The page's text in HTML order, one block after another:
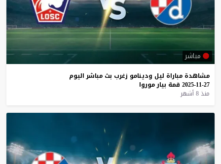
مباشر
مشاهدة مباراة ليل ودينامو زغرب بث مباشر اليوم
27-11-2025
قمة بيارموروا
منذ 8 أشهر